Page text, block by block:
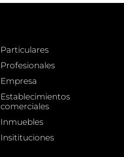
Particulares
Profesionales
Empresa
Establecimientos
comerciales
Inmuebles
Insitituciones